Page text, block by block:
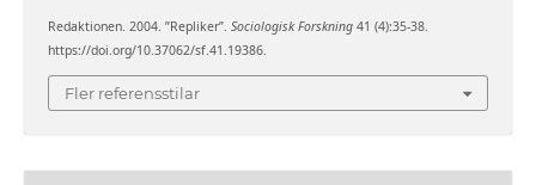
Redaktionen. 2004. ”Repliker”. Sociologisk Forskning41 (4):35-38.
https://doi.org/10.37062/sf.41.19386.
Fler referensstilar